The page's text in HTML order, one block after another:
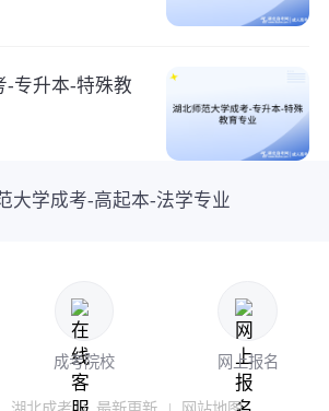
-专升本-特殊教
大学成考-高起本-法学专业
成考院校 网上报名